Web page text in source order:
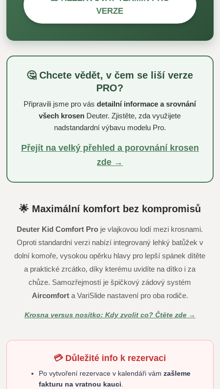
VERZE
🤔 Chcete vědět, v čem se liší verze
PRO?
Připravili jsme pro vásdetailní informace a srovnání
všech krosen Deuter. Zjistěte, zda využijete
nadstandardní výbavu modelu Pro.
Přejít na velký přehled a porovnání krosen
zde →
🌟 Maximální komfort bez kompromisů
Deuter Kid Comfort Pro je vlajkovou lodí mezi krosnami.
Oproti standardní verzi nabízí integrovaný lehký batůžek v
dolní komoře, vysokou opěrku hlavy pro lepší spánek dítěte
a praktické zrcátko, díky kterému uvidíte na dítko i za
chůze. Samozřejmostí je špičkový zádový systém
Aircomforta VariSlide nastavení pro oba rodiče.
Krosna versus nosítko: Kdy zvolit co? Čtěte zde →
💳 Důležité info k rezervaci
Po vytvoření rezervace v kalendáři vámzašleme
fakturu na vratnou kauci